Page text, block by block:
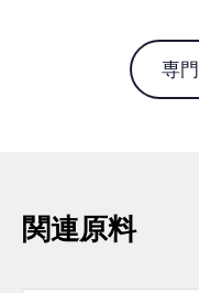
専
関連原料